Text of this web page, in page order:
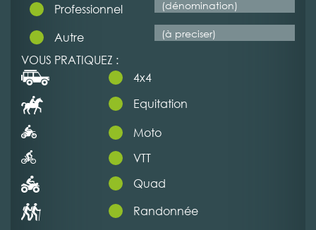
Professionnel
Autre
VOUS PRATIQUEZ :
4x4
Equitation
Moto
VTT
Quad
Randonnée